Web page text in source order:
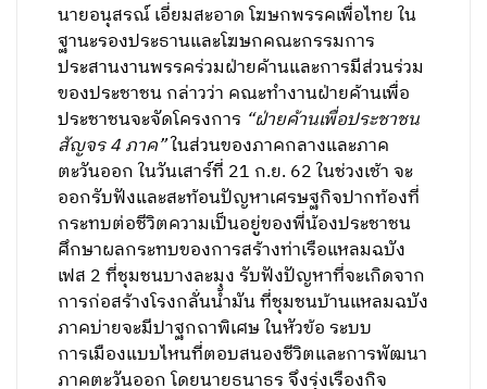
นายอนุสรณ์ เอี่ยมสะอาด โฆษกพรรคเพื่อไทย ใน
ฐานะรองประธานและโฆษกคณะกรรมการ
ประสานงานพรรคร่วมฝ่ายค้านและการมีส่วนร่วม
ของประชาชน กล่าวว่า คณะทำงานฝ่ายค้านเพื่อ
ประชาชนจะจัดโครงการ “ฝ่ายค้านเพื่อประชาชน
สัญจร 4 ภาค”ในส่วนของภาคกลางและภาค
ตะวันออก ในวันเสาร์ที่ 21 ก.ย. 62 ในช่วงเช้า จะ
ออกรับฟังและสะท้อนปัญหาเศรษฐกิจปากท้องที่
กระทบต่อชีวิตความเป็นอยู่ของพี่น้องประชาชน
ศึกษาผลกระทบของการสร้างท่าเรือแหลมฉบัง
เฟส 2 ที่ชุมชนบางละมุง รับฟังปัญหาที่จะเกิดจาก
การก่อสร้างโรงกลั่นน้ำมัน ที่ชุมชนบ้านแหลมฉบัง
ภาคบ่ายจะมีปาฐกถาพิเศษ ในหัวข้อ ระบบ
การเมืองแบบไหนที่ตอบสนองชีวิตและการพัฒนา
ภาคตะวันออก โดยนายธนาธร จึงรุ่งเรืองกิจ